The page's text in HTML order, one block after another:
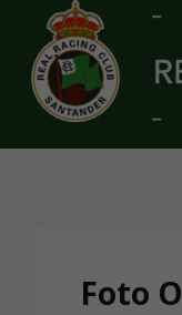
Skip to main content
Foto